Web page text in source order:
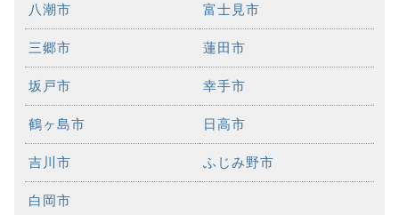
八潮市 富士見市
三郷市 蓮田市
坂戸市 幸手市
鶴ヶ島市 日高市
吉川市 ふじみ野市
白岡市